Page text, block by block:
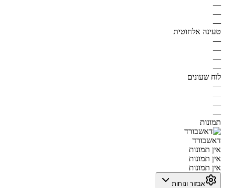
—
—
—
טעינה אלחוטית
—
—
—
—
לוח שעונים
—
—
—
—
תמונות
דאשבורד
אין תמונות
אין תמונות
אין תמונות
אבזור ונוחות